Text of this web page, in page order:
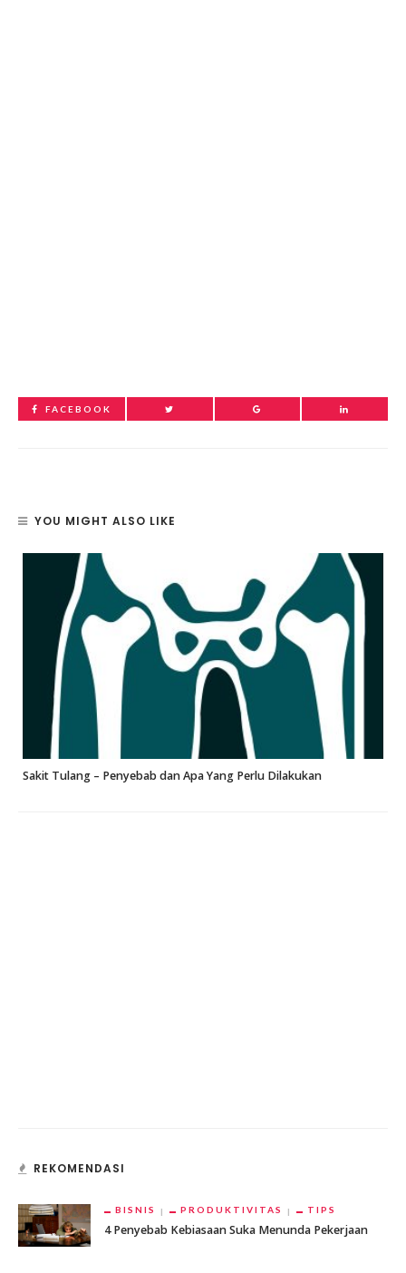
FACEBOOK
YOU MIGHT ALSO LIKE
Sakit Tulang – Penyebab dan Apa Yang Perlu Dilakukan
REKOMENDASI
BISNIS PRODUKTIVITAS TIPS
4 Penyebab Kebiasaan Suka Menunda Pekerjaan